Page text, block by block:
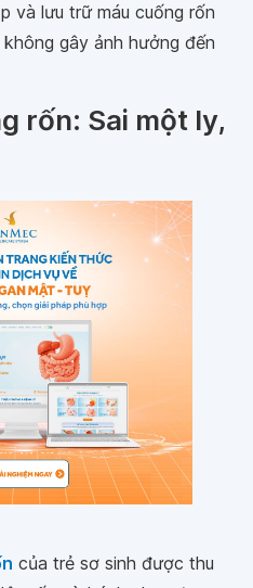
và lưu trữ máu cuống rốn
gây ảnh hưởng đến
rốn: Sai một ly,
của trẻ sơ sinh được thu